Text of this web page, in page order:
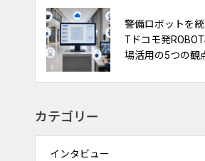
警備ロボットを
Tドコモ発
場活用の5つの観
交通誘導警備は“
タ活用”へ｜
示す渋滞対策の新
カテゴリー
インタビュー